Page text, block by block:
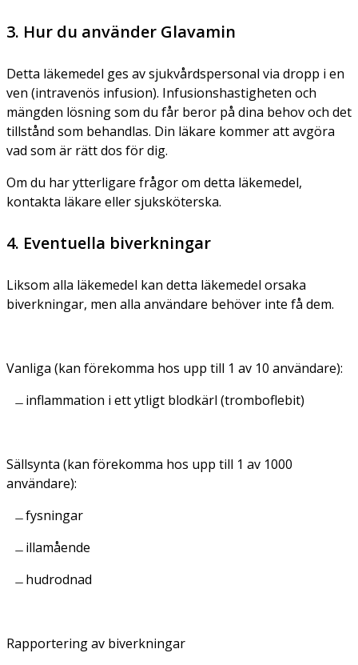
3. Hur du använder Glavamin
Detta läkemedel ges av sjukvårdspersonal via dropp i en
ven (intravenös infusion). Infusionshastigheten och
mängden lösning som du får beror på dina behov och det
tillstånd som behandlas. Din läkare kommer att avgöra
vad som är rätt dos för dig.
Om du har ytterligare frågor om detta läkemedel,
kontakta läkare eller sjuksköterska.
4. Eventuella biverkningar
Liksom alla läkemedel kan detta läkemedel orsaka
biverkningar, men alla användare behöver inte få dem.
Vanliga (kan förekomma hos upp till 1 av 10 användare):
inflammation i ett ytligt blodkärl (tromboflebit)
Sällsynta (kan förekomma hos upp till 1 av 1000
användare):
fysningar
illamående
hudrodnad
Rapportering av biverkningar